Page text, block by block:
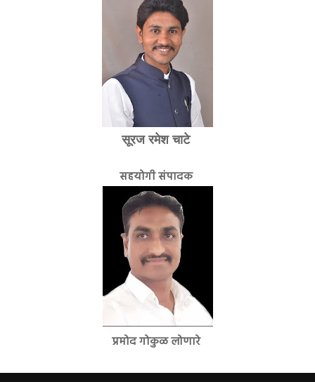
सूरज रमेश चाटे
सहयोगी संपादक
प्रमोद गोकुळ लोणारे